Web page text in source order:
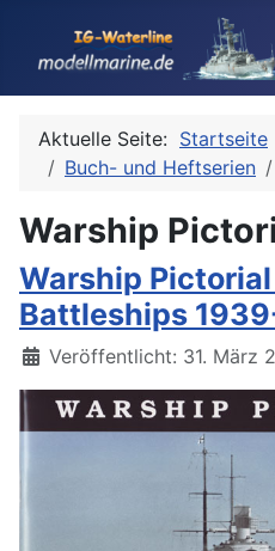
Aktuelle Seite: Startseite
Buch- und Heftserien
Warship
Warship
Battleships
Details
Veröffentlicht: 31. März